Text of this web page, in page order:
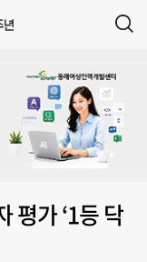
평가 ‘1등 닥